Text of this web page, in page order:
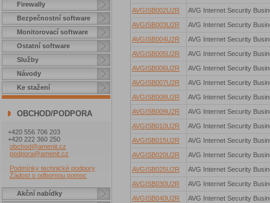
Firewally
Bezpečnostní software
Monitorovací software
Ostatní software
Služby
Návody
Ke stažení
OBCHOD/PODPORA
+420 556 706 203
+420 222 360 250
obchod@amenit.cz
podpora@amenit.cz
Podmínky technické podpory
Žádost o odbornou pomoc
Akční nabídky
AVGISB002U2R
AVG Internet Security
AVGISB003U2R
AVG Internet Security
AVGISB004U2R
AVG Internet Security
AVGISB005U2R
AVG Internet Security
AVGISB006U2R
AVG Internet Security
AVGISB007U2R
AVG Internet Security
AVGISB008U2R
AVG Internet Security
AVGISB009U2R
AVG Internet Security
AVGISB010U2R
AVG Internet Security
AVGISB015U2R
AVG Internet Security
AVGISB020U2R
AVG Internet Security
AVGISB025U2R
AVG Internet Security
AVGISB030U2R
AVG Internet Security
AVGISB040U2R
AVG Internet Security